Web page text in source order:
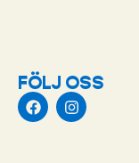
FÖLJ OSS